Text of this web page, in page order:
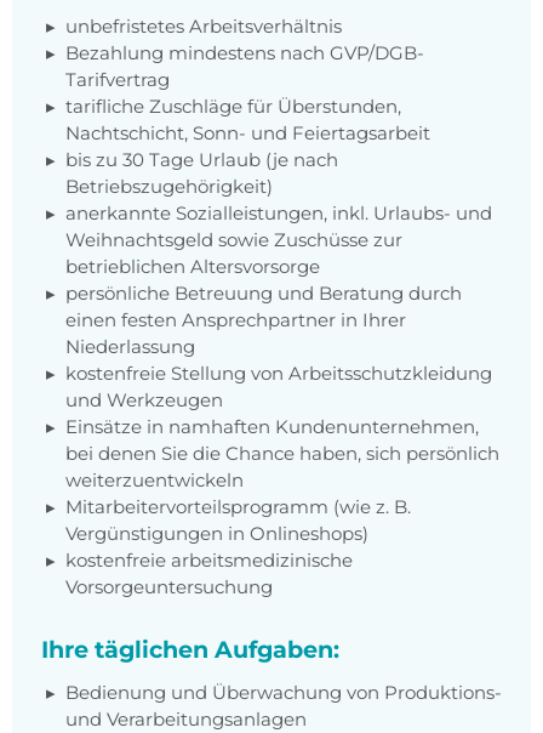
unbefristetes Arbeitsverhältnis
Bezahlung mindestens nach GVP/DGB-
Tarifvertrag
tarifliche Zuschläge für Überstunden,
Nachtschicht, Sonn- und Feiertagsarbeit
bis zu 30 Tage Urlaub (je nach
Betriebszugehörigkeit)
anerkannte Sozialleistungen, inkl. Urlaubs- und
Weihnachtsgeld sowie Zuschüsse zur
betrieblichen Altersvorsorge
persönliche Betreuung und Beratung durch
einen festen Ansprechpartner in Ihrer
Niederlassung
kostenfreie Stellung von Arbeitsschutzkleidung
und Werkzeugen
Einsätze in namhaften Kundenunternehmen,
bei denen Sie die Chance haben, sich persönlich
weiterzuentwickeln
Mitarbeitervorteilsprogramm (wie z. B.
Vergünstigungen in Onlineshops)
kostenfreie arbeitsmedizinische
Vorsorgeuntersuchung
Ihre täglichen Aufgaben:
Bedienung und Überwachung von Produktions-
und Verarbeitungsanlagen